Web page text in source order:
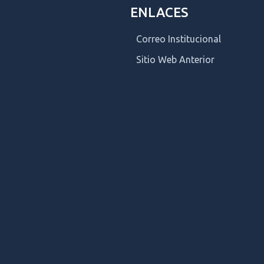
ENLACES
Correo Institucional
Sitio Web Anterior